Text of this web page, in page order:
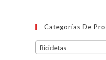
Categorías De
Bicicletas